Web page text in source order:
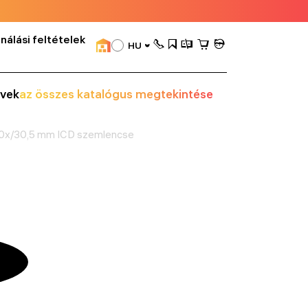
feltételek
HU
az összes katalógus megtekintése
30,5 mm ICD szemlencse